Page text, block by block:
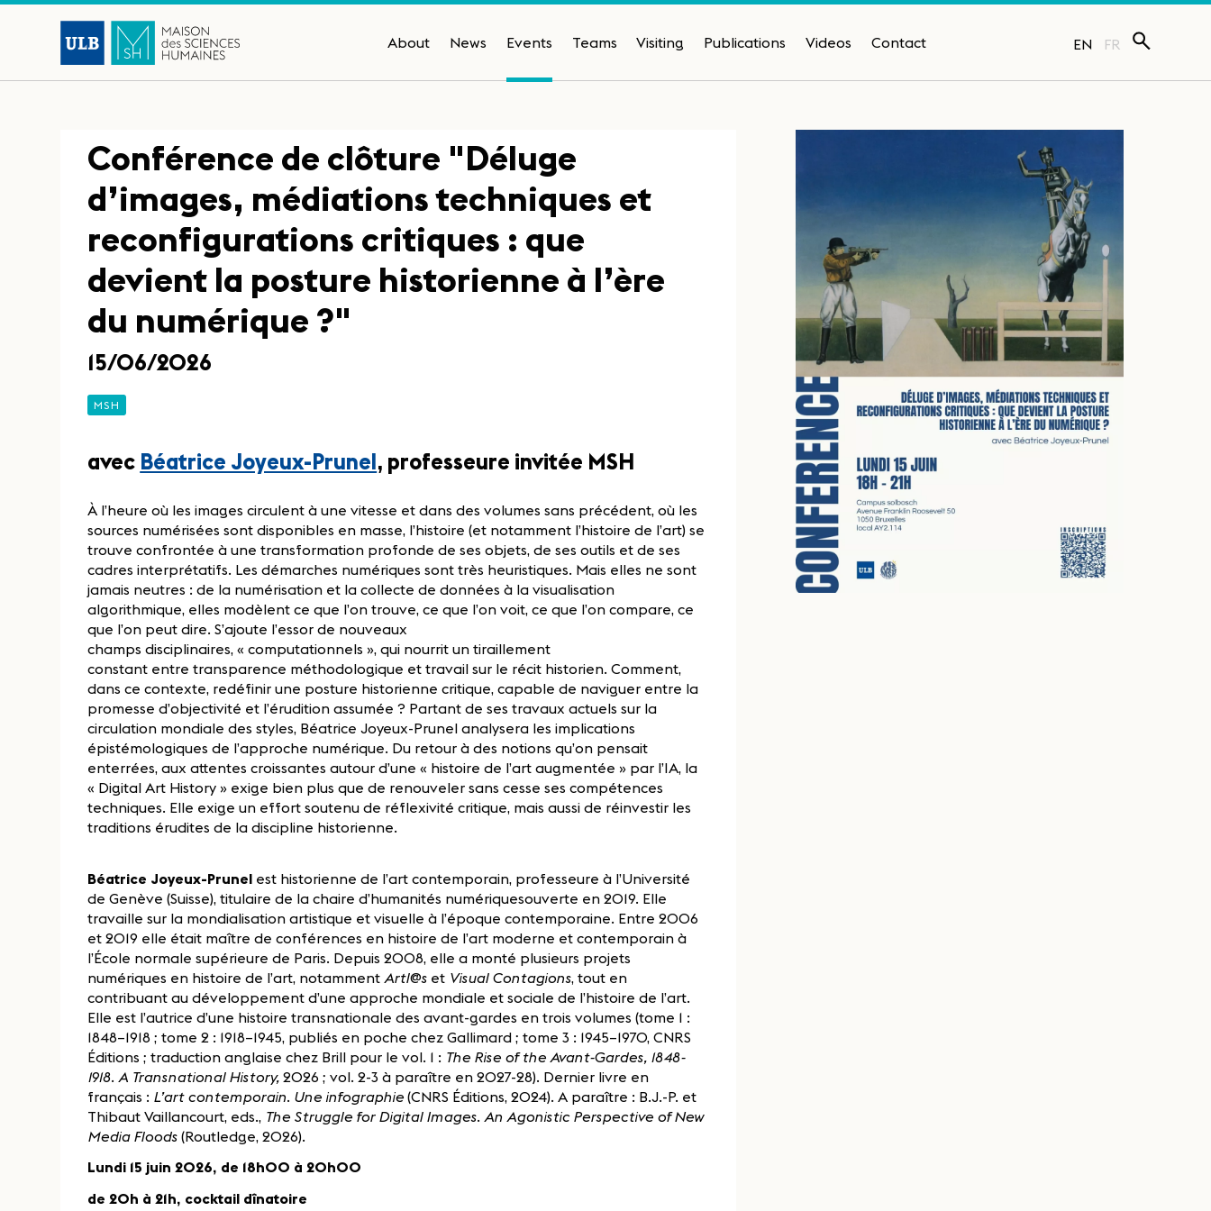
About News Events Teams Visiting Publications Videos Contact EN FR
Conférence de clôture "Déluge
d’images, médiations techniques et
reconfigurations critiques : que
devient la posture historienne à l’ère
du numérique ?"
15/06/2026
MSH
avec Béatrice Joyeux-Prunel, professeure invitée MSH
À l’heure où les images circulent à une vitesse et dans des volumes sans précédent, où les
sources numérisées sont disponibles en masse, l’histoire (et notamment l’histoire de l’art) se
trouve confrontée à une transformation profonde de ses objets, de ses outils et de ses
cadres interprétatifs. Les démarches numériques sont très heuristiques. Mais elles ne sont
jamais neutres : de la numérisation et la collecte de données à la visualisation
algorithmique, elles modèlent ce que l’on trouve, ce que l’on voit, ce que l’on compare, ce
que l’on peut dire. S’ajoute l’essor de nouveaux
champs disciplinaires, « computationnels », qui nourrit un tiraillement
constant entre transparence méthodologique et travail sur le récit historien. Comment,
dans ce contexte, redéfinir une posture historienne critique, capable de naviguer entre la
promesse d’objectivité et l’érudition assumée ? Partant de ses travaux actuels sur la
circulation mondiale des styles, Béatrice Joyeux-Prunel analysera les implications
épistémologiques de l’approche numérique. Du retour à des notions qu’on pensait
enterrées, aux attentes croissantes autour d’une « histoire de l’art augmentée » par l’IA, la
« Digital Art History » exige bien plus que de renouveler sans cesse ses compétences
techniques. Elle exige un effort soutenu de réflexivité critique, mais aussi de réinvestir les
traditions érudites de la discipline historienne.
Béatrice Joyeux-Prunel est historienne de l’art contemporain, professeure à l’Université
de Genève (Suisse), titulaire de la chaire d’humanités numériquesouverte en 2019. Elle
travaille sur la mondialisation artistique et visuelle à l’époque contemporaine. Entre 2006
et 2019 elle était maître de conférences en histoire de l’art moderne et contemporain à
l’École normale supérieure de Paris. Depuis 2008, elle a monté plusieurs projets
numériques en histoire de l’art, notamment Artl@s et Visual Contagions, tout en
contribuant au développement d’une approche mondiale et sociale de l’histoire de l’art.
Elle est l’autrice d’une histoire transnationale des avant-gardes en trois volumes (tome 1 :
1848–1918 ; tome 2 : 1918–1945, publiés en poche chez Gallimard ; tome 3 : 1945–1970, CNRS
Éditions ; traduction anglaise chez Brill pour le vol. 1 : The Rise of the Avant-Gardes, 1848-
1918. A Transnational History,2026 ; vol. 2-3 à paraître en 2027-28). Dernier livre en
français : L’art contemporain. Une infographie (CNRS Éditions, 2024). A paraître : B.J.-P. et
Thibaut Vaillancourt, eds., The Struggle for Digital Images. An Agonistic Perspective of New
Media Floods(Routledge, 2026).
Lundi 15 juin 2026, de 18h00 à 20h00
de 20h à 21h, cocktail dînatoire